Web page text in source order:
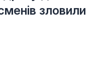
зловили